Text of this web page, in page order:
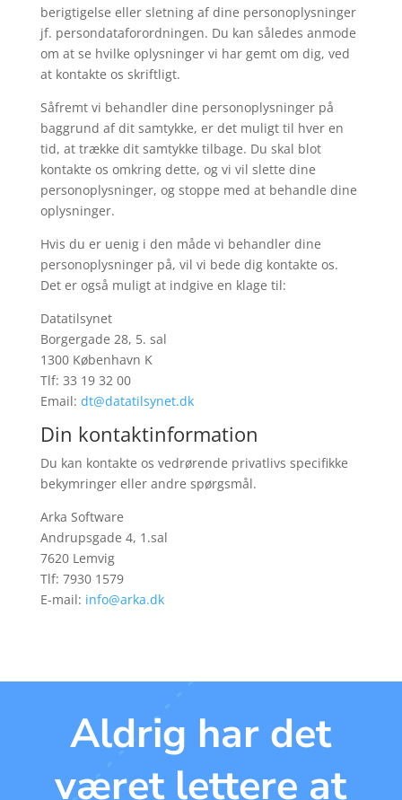
berigtigelse eller sletning af dine personoplysninger
jf. persondataforordningen. Du kan således anmode
om at se hvilke oplysninger vi har gemt om dig, ved
at kontakte os skriftligt.
Såfremt vi behandler dine personoplysninger på
baggrund af dit samtykke, er det muligt til hver en
tid, at trække dit samtykke tilbage. Du skal blot
kontakte os omkring dette, og vi vil slette dine
personoplysninger, og stoppe med at behandle dine
oplysninger.
Hvis du er uenig i den måde vi behandler dine
personoplysninger på, vil vi bede dig kontakte os.
Det er også muligt at indgive en klage til:
Datatilsynet
Borgergade 28, 5. sal
1300 København K
Tlf: 33 19 32 00
Email: dt@datatilsynet.dk
Din kontaktinformation
Du kan kontakte os vedrørende privatlivs specifikke
bekymringer eller andre spørgsmål.
Arka Software
Andrupsgade 4, 1.sal
7620 Lemvig
Tlf: 7930 1579
E-mail: info@arka.dk
Aldrig har det
været lettere at